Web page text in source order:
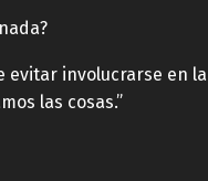
evitar involucrarse en
las cosas.”